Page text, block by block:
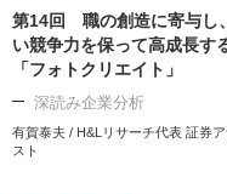
第14回 職の創造に寄与し
い競争力を保って高成長す
「フォトクリエイト」
深読み企業分析
有賀泰夫 / H&Lリサーチ代表 証券ア
スト